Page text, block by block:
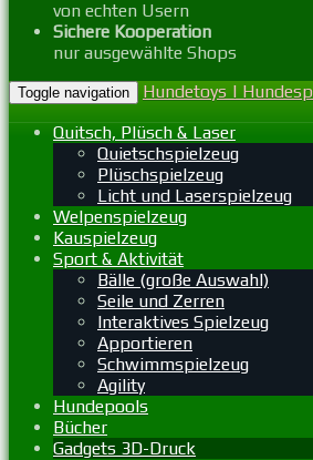
von echten Usern
Sichere Kooperation
nur ausgewählte Shops
Toggle navigation
Hundetoys |
Quitsch, Plüsch & Laser
Quietschspielzeug
Plüschspielzeug
Licht und Laserspielzeug
Welpenspielzeug
Kauspielzeug
Sport & Aktivität
Bälle (große Auswahl)
Seile und Zerren
Interaktives Spielzeug
Apportieren
Schwimmspielzeug
Agility
Hundepools
Bücher
Gadgets 3D-Druck